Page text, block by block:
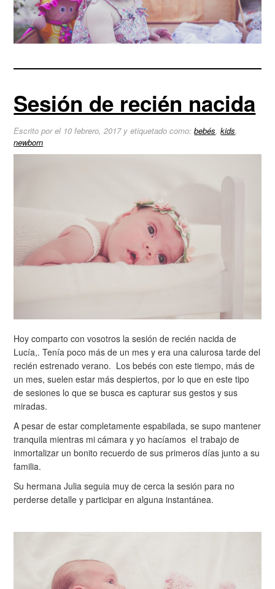
Sesión de recién nacida
Escrito por el 10 febrero, 2017 y etiquetado como:bebés,kids,
newborn
Hoy comparto con vosotros la sesión de recién nacida de
Lucía,. Tenía poco más de un mes y era una calurosa tarde del
recién estrenado verano. Los bebés con este tiempo, más de
un mes, suelen estar más despiertos, por lo que en este tipo
de sesiones lo que se busca es capturar sus gestos y sus
miradas.
A pesar de estar completamente espabilada, se supo mantener
tranquila mientras mi cámara y yo hacíamos el trabajo de
inmortalizar un bonito recuerdo de sus primeros días junto a su
familia.
Su hermana Julia seguia muy de cerca la sesión para no
perderse detalle y participar en alguna instantánea.